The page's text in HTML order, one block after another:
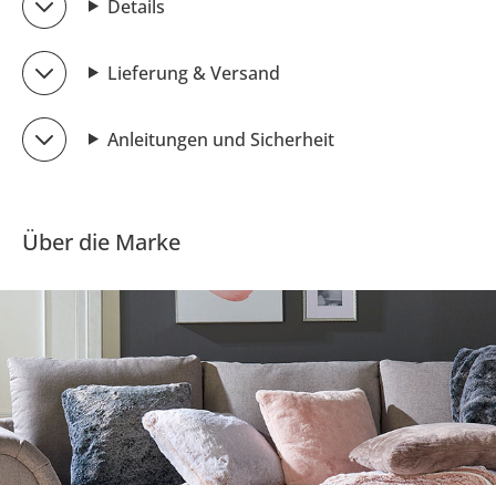
Details
Lieferung & Versand
Anleitungen und Sicherheit
Über die Marke